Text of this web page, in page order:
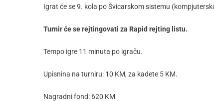
Igrat će se 9. kola po Švicarskom sistemu
Turnir će se rejtingovati za Rapid rejting listu.
Tempo igre 11 minuta po igraču.
Upisnina na turniru: 10 KM, za kadete 5 KM.
Nagradni fond: 620 KM